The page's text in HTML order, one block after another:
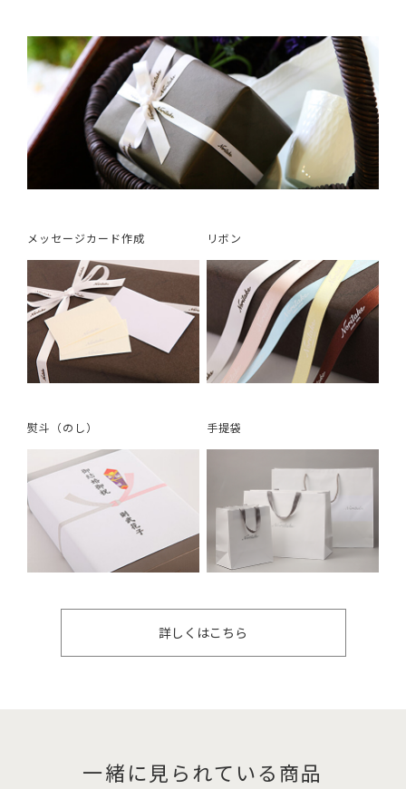
メッセージカード作成 リボン
熨斗（のし） 手提袋
詳しくはこちら
一緒に見られている商品